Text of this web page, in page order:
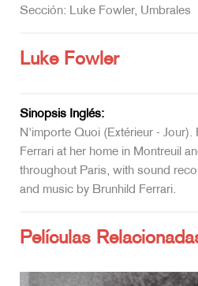
Sección: Luke Fowler, Umbrales
Luke Fowler
Sinopsis Inglés:
N'importe Quoi (Extérieur - Jour).
Ferrari at her home in Montreuil
throughout Paris, with sound
and music by Brunhild Ferrari.
Películas